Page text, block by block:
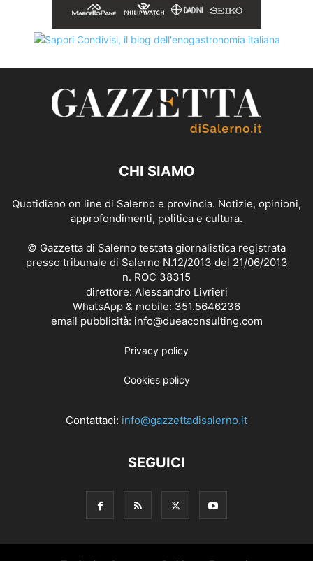
CHI SIAMO
Quotidiano on line di Salerno e provincia. Notizie, opinioni,
approfondimenti, politica e cultura.
© Gazzetta di Salerno testata giornalistica registrata
presso tribunale di Salerno N.12/2013 del 21/06/2013
n. ROC 38315
direttore: Alessandro Livrieri
WhatsApp & mobile: 351.5646236
email pubblicità: info@dueaconsulting.com
Privacy policy
Cookies policy
Contattaci: info@gazzettadisalerno.it
SEGUICI